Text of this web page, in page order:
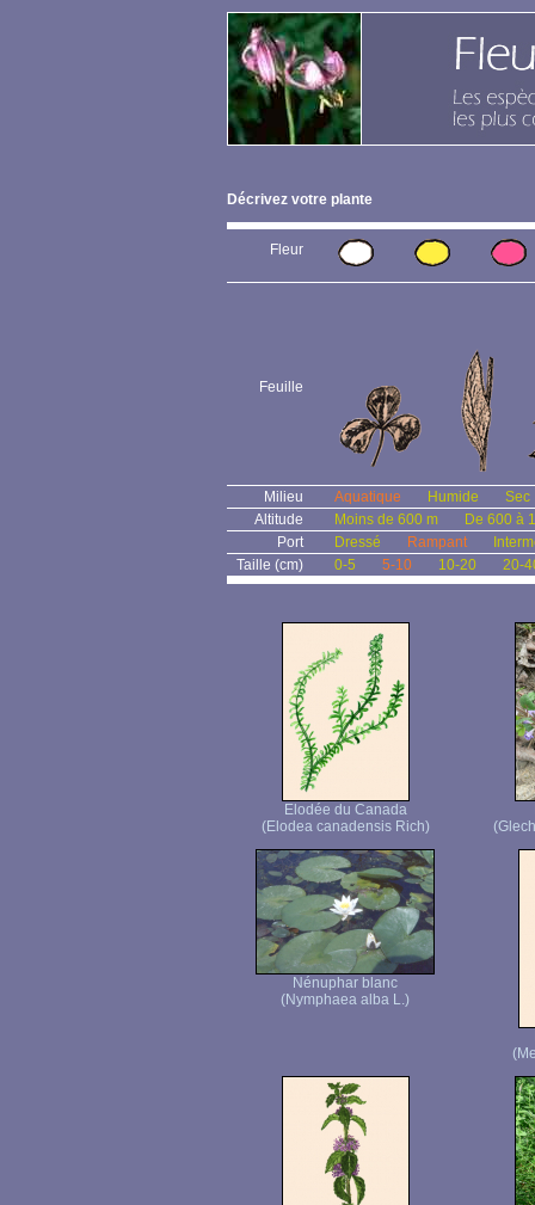
Décrivez votre plante
Fleur
Feuille
Milieu Aquatique Humide
Sec
Altitude
Moins de 600 m
De 600 à
Port
Dressé Rampant
Taille (cm)
0-5 5-10 10-20 20-
Elodée du Canada
(Elodea canadensis Rich)
Nénuphar blanc
(Nymphaea alba L.)